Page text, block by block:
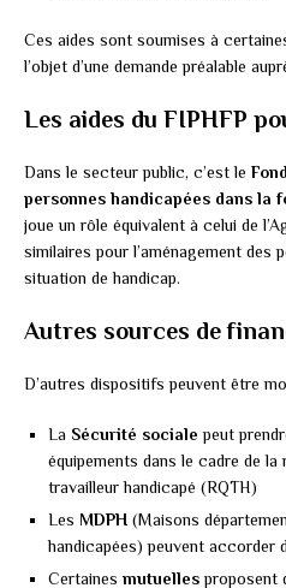
Ces aides sont soumises à
l’objet d’une demande préalable
Les aides du FIPHFP
Dans le secteur public, c’est le
personnes handicapées dans la
joue un rôle équivalent à celui de
similaires pour l’aménagement des
situation de handicap.
Autres sources de
D’autres dispositifs peuvent être
La Sécurité sociale peut
équipements dans le cadre de
travailleur handicapé (RQTH)
Les MDPH (Maisons
handicapées) peuvent accorder
Certaines mutuellesproposent